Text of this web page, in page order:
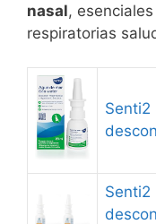
nasal,
respiratorias
Senti2
Senti2